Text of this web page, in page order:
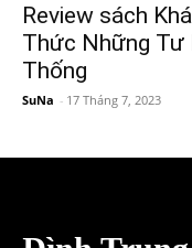
Review sách
Thức Những Tư
Thống
SuNa - 17 Tháng 7, 2023